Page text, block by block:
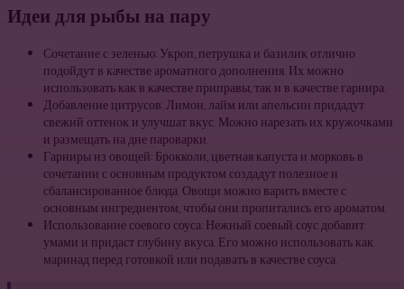
Идеи для рыбы на пару
Сочетание с зеленью: Укроп, петрушка и базилик отлично
подойдут в качестве ароматного дополнения. Их можно
использовать как в качестве приправы, так и в качестве гарнира.
Добавление цитрусов: Лимон, лайм или апельсин придадут
свежий оттенок и улучшат вкус. Можно нарезать их кружочками
и размещать на дне пароварки.
Гарниры из овощей: Брокколи, цветная капуста и морковь в
сочетании с основным продуктом создадут полезное и
сбалансированное блюда. Овощи можно варить вместе с
основным ингредиентом, чтобы они пропитались его ароматом.
Использование соевого соуса: Нежный соевый соус добавит
умами и придаст глубину вкуса. Его можно использовать как
маринад перед готовкой или подавать в качестве соуса.